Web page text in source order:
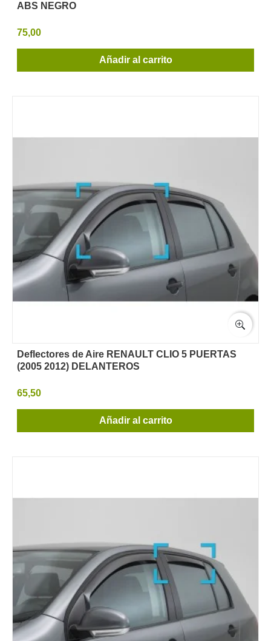
ABS NEGRO
75,00
Añadir al carrito
Deflectores de Aire RENAULT CLIO 5 PUERTAS
(2005 2012) DELANTEROS
65,50
Añadir al carrito